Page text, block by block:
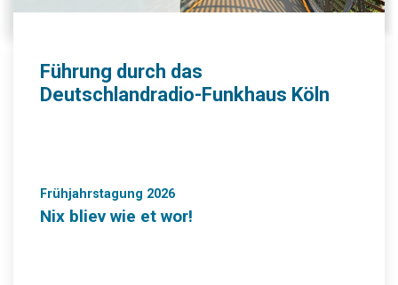
Führung durch das
Deutschlandradio-Funkhaus Köln
Frühjahrstagung 2026
Nix bliev wie et wor!